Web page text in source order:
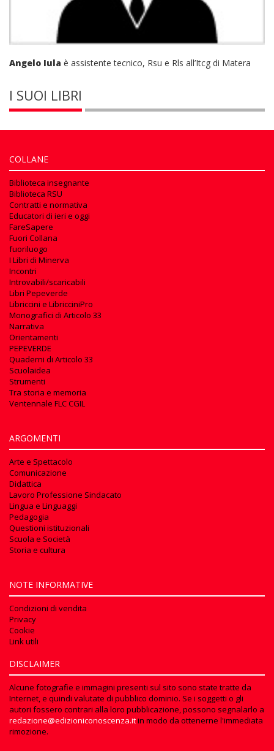
Angelo Iula è assistente tecnico, Rsu e Rls all’Itcg di Matera
I SUOI LIBRI
COLLANE
Biblioteca insegnante
Biblioteca RSU
Contratti e normativa
Educatori di ieri e oggi
FareSapere
Fuori Collana
fuoriluogo
I Libri di Minerva
Incontri
Introvabili/scaricabili
Libri Pepeverde
Libriccini e LibricciniPro
Monografici di Articolo 33
Narrativa
Orientamenti
PEPEVERDE
Quaderni di Articolo 33
Scuolaidea
Strumenti
Tra storia e memoria
Ventennale FLC CGIL
ARGOMENTI
Arte e Spettacolo
Comunicazione
Didattica
Lavoro Professione Sindacato
Lingua e Linguaggi
Pedagogia
Questioni istituzionali
Scuola e Società
Storia e cultura
NOTE INFORMATIVE
Condizioni di vendita
Privacy
Cookie
Link utili
DISCLAIMER
Alcune fotografie e immagini presenti sul sito sono state tratte da
Internet, e quindi valutate di pubblico dominio. Se i soggetti o gli
autori fossero contrari alla loro pubblicazione, possono segnalarlo a
redazione@edizioniconoscenza.itin modo da ottenerne l'immediata
rimozione.